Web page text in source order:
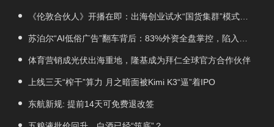
《伦敦合伙人》开播在即：出海创业试水“国货集群”模式，
带动入境消费反向种草
苏泊尔“AI低俗广告”翻车背后：83%外资全盘掌控，陷入流
量内卷、质量频发的负循环
体育营销成光伏出海重地，隆基成为拜仁全球官方合作伙伴
上线三天“榨干”算力 月之暗面被Kimi K3“逼”着IPO
东航新规: 提前14天可免费退改签